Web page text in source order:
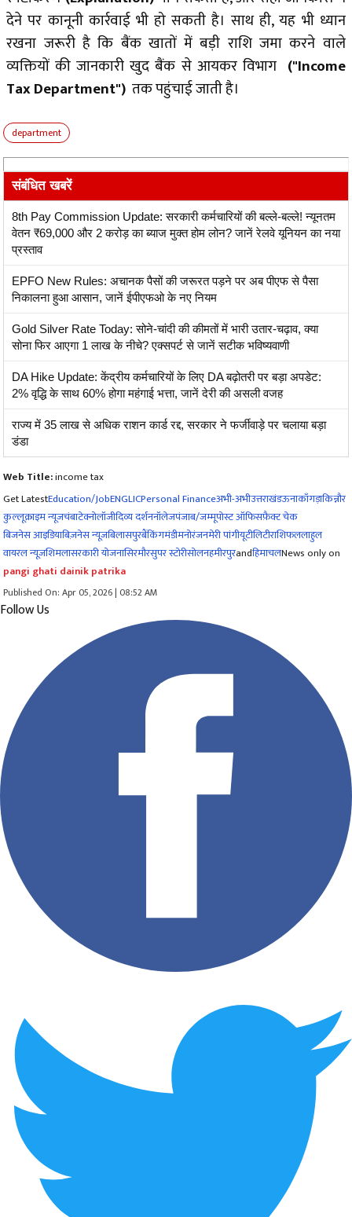
देने पर कानूनी कार्रवाई भी हो सकती है। साथ ही, यह भी ध्यान
रखना जरूरी है कि बैंक खातों में बड़ी राशि जमा करने वाले
व्यक्तियों की जानकारी खुद बैंक से आयकर विभाग ("Income
Tax Department")तक पहुंचाई जाती है।
department
संबंधित खबरें
8th Pay Commission Update: सरकारी कर्मचारियों की बल्ले-बल्ले! न्यूनतम
वेतन ₹69,000 और 2 करोड़ का ब्याज मुक्त होम लोन? जानें रेलवे यूनियन का नया
प्रस्ताव
EPFO New Rules: अचानक पैसों की जरूरत पड़ने पर अब पीएफ से पैसा
निकालना हुआ आसान, जानें ईपीएफओ के नए नियम
Gold Silver Rate Today: सोने-चांदी की कीमतों में भारी उतार-चढ़ाव, क्या
सोना फिर आएगा 1 लाख के नीचे? एक्सपर्ट से जानें सटीक भविष्यवाणी
DA Hike Update: केंद्रीय कर्मचारियों के लिए DA बढ़ोतरी पर बड़ा अपडेट:
2% वृद्धि के साथ 60% होगा महंगाई भत्ता, जानें देरी की असली वजह
राज्य में 35 लाख से अधिक राशन कार्ड रद्द, सरकार ने फर्जीवाड़े पर चलाया बड़ा
डंडा
Web Title:income tax
Get LatestEducation/JobENGLICPersonal Financeअभी-अभीउत्तराखंडऊनाकाँगड़ाकिन्नौर
कुल्लूक्राइम न्यूजचंबाटेक्नोलॉजीदिव्य दर्शननॉलेजपंजाब/जम्मूपोस्ट ऑफिसफ़ैक्ट चेक
बिजनेस आइडियाबिज़नेस न्यूज़बिलासपुरबैंकिंगमंडीमनोरंजनमेरी पांगीयूटीलिटीराशिफललाहुल
वायरल न्यूज़शिमलासरकारी योजनासिरमौरसुपर स्टोरीसोलनहमीरपुरandहिमाचलNews only on
pangi ghati dainik patrika
Published On: Apr 05, 2026 | 08:52 AM
Follow Us